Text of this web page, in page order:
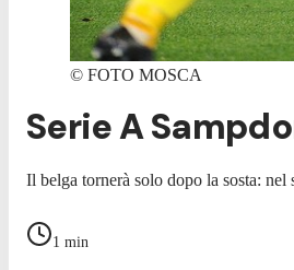
© FOTO MOSCA
Serie A
Il belga tornerà solo dopo la sosta:
1 min